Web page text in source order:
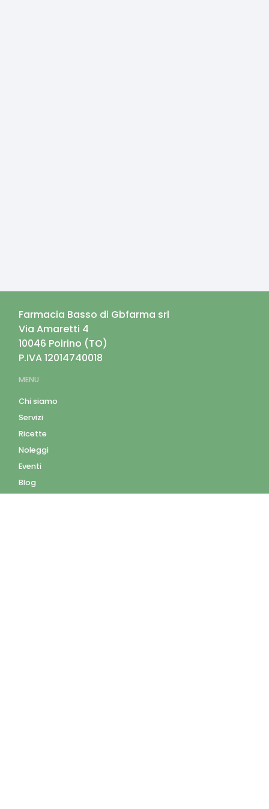
Farmacia Basso di Gbfarma srl
Via Amaretti 4
10046 Poirino (TO)
P.IVA12014740018
MENU
Chi siamo
Servizi
Ricette
Noleggi
Eventi
Blog